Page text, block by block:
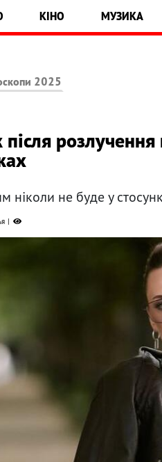
КІНО МУЗИКА
2025
ніколи не буде у